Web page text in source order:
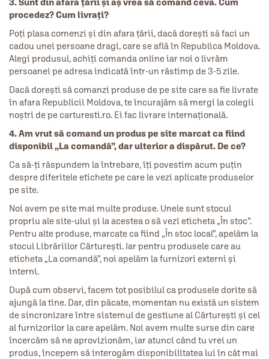
3. Sunt din afara țării și aș vrea să comand ceva. Cum
procedez? Cum livrați?
Poți plasa comenzi și din afara țării, dacă dorești să faci un
cadou unei persoane dragi, care se află în Republica Moldova.
Alegi produsul, achiți comanda online iar noi o livrăm
persoanei pe adresa indicată într-un răstimp de 3-5 zile.
Dacă dorești să comanzi produse de pe site care sa fie livrate
în afara Republicii Moldova, te încurajăm să mergi la colegii
noștri de pe carturesti.ro. Ei fac livrare internațională.
4. Am vrut să comand un produs pe site marcat ca fiind
disponibil „La comandă”, dar ulterior a dispărut. De ce?
Ca să-ți răspundem la întrebare, îți povestim acum puțin
despre diferitele etichete pe care le vezi aplicate produselor
pe site.
Noi avem pe site mai multe produse. Unele sunt stocul
propriu ale site-ului și la acestea o să vezi eticheta „În stoc”.
Pentru alte produse, marcate ca fiind „În stoc local”, apelăm la
stocul Librăriilor Cărturești. Iar pentru produsele care au
eticheta „La comandă”, noi apelăm la furnizori externi și
interni.
După cum observi, facem tot posibilul ca produsele dorite să
ajungă la tine. Dar, din păcate, momentan nu există un sistem
de sincronizare între sistemul de gestiune al Cărturești și cel
al furnizorilor la care apelăm. Noi avem multe surse din care
încercăm să ne aprovizionăm, iar atunci când tu vrei un
produs, începem să interogăm disponibilitatea lui în cât mai